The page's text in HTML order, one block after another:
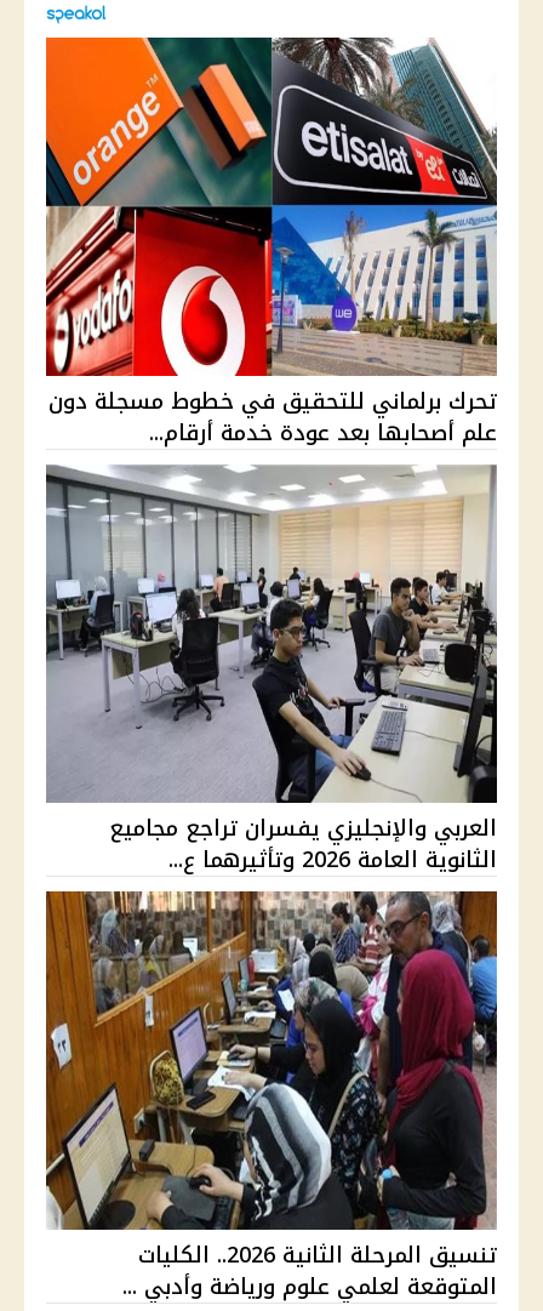
تحرك برلماني للتحقيق في خطوط مسجلة دون
علم أصحابها بعد عودة خدمة أرقام...
العربي والإنجليزي يفسران تراجع مجاميع
الثانوية العامة 2026 وتأثيرهما ع...
تنسيق المرحلة الثانية 2026.. الكليات
المتوقعة لعلمي علوم ورياضة وأدبي ...